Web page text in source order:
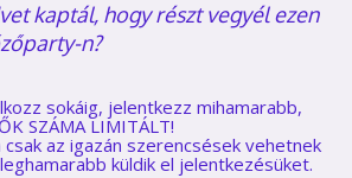
kaptál, hogy részt vegyél ezen
n?
sokáig, jelentkezz mihamarabb,
SZÁMA LIMITÁLT!
az igazán szerencsések vehetnek
küldik el jelentkezésüket.